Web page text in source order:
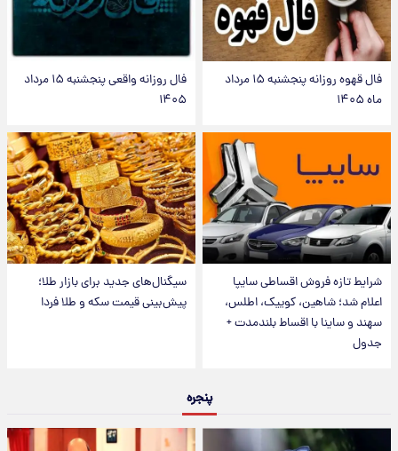
فال قهوه روزانه پنجشنبه ۱۵ مرداد
ماه ۱۴۰۵
فال روزانه واقعی پنجشنبه ۱۵ مرداد
۱۴۰۵
شرایط تازه فروش اقساطی سایپا
اعلام شد؛ شاهین، کوییک، اطلس،
سهند و ساینا با اقساط بلندمدت +
جدول
سیگنال‌های جدید برای بازار طلا؛
پیش‌بینی قیمت سکه و طلا فردا
پنجره